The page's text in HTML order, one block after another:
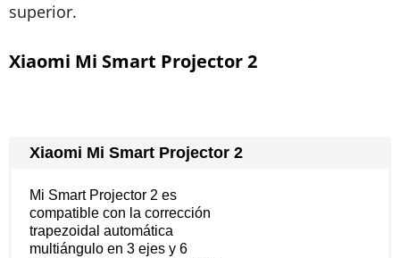
superior.
Xiaomi Mi Smart Projector 2
Xiaomi Mi Smart Projector 2
Mi Smart Projector 2 es
compatible con la corrección
trapezoidal automática
multiángulo en 3 ejes y 6